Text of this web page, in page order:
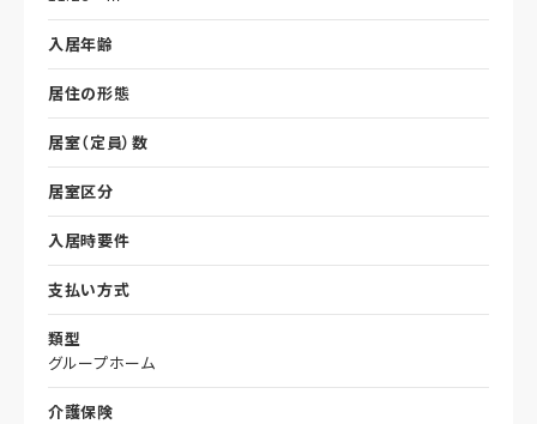
入居年齢
居住の形態
居室（定員）数
居室区分
入居時要件
支払い方式
類型
グループホーム
介護保険